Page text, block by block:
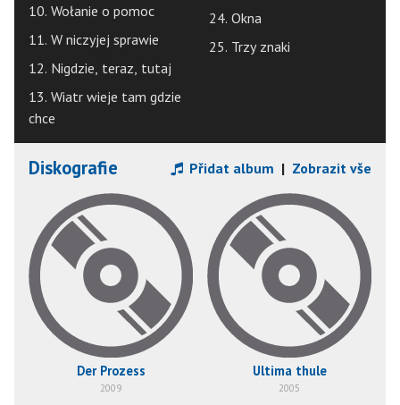
10. Wołanie o pomoc
11. W niczyjej sprawie
12. Nigdzie, teraz, tutaj
13. Wiatr wieje tam gdzie
chce
24. Okna
25. Trzy znaki
Diskografie Přidat album | Zobrazit vše
Der Prozess
2009
Ultima thule
2005